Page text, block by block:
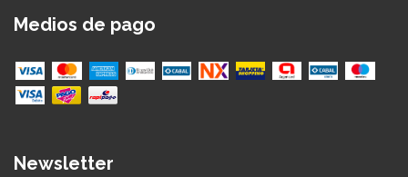
Medios de pago
Newsletter